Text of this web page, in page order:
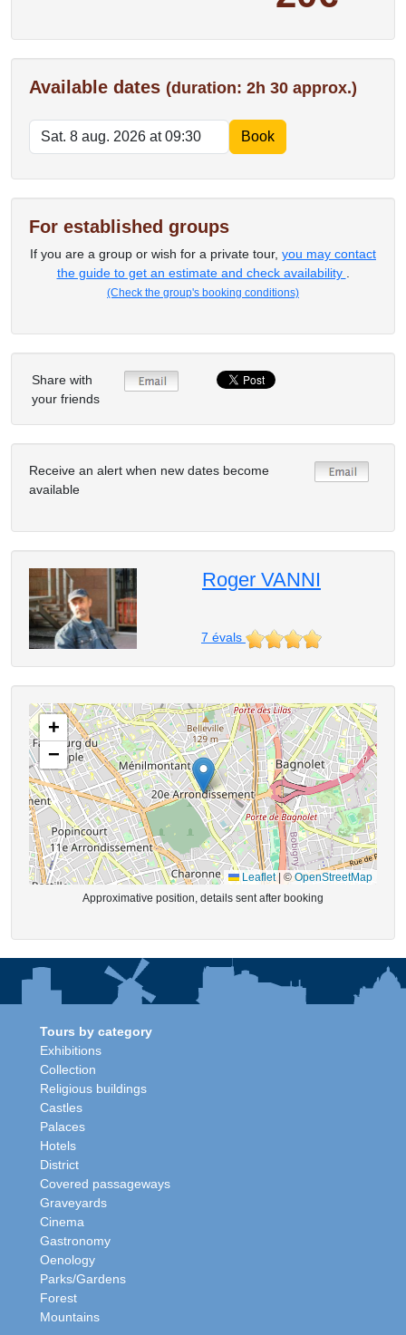
Available dates (duration: 2h 30 approx.)
For established groups
If you are a group or wish for a private tour, you may contact
the guide to get an estimate and check availability
(Check the group's booking conditions)
Share with
your friends
Receive an alert when new dates become
available
Roger VANNI
7 évals
+
−
Leaflet ©OpenStreetMap
Approximative position, details sent after booking
Tours by category
Exhibitions
Collection
Religious buildings
Castles
Palaces
Hotels
District
Covered passageways
Graveyards
Cinema
Gastronomy
Oenology
Parks/Gardens
Forest
Mountains